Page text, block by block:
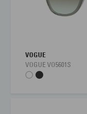
VOGUE
VOGUE VO5601S